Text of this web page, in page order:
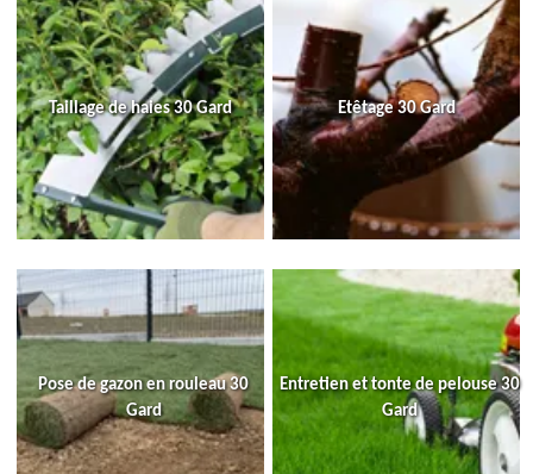
Taillage de haies 30 Gard Etêtage 30 Gard
Pose de gazon en rouleau 30
Gard
Entretien et tonte de pelouse 30
Gard